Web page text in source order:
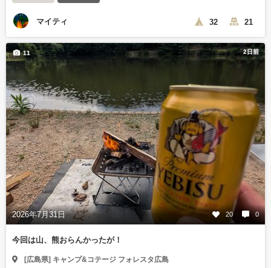
マイティ 32 21
2日前
2026年7月31日 20 0
11
今回は山、熊おらんかったが！
[広島県] キャンプ&コテージ フォレスタ広島